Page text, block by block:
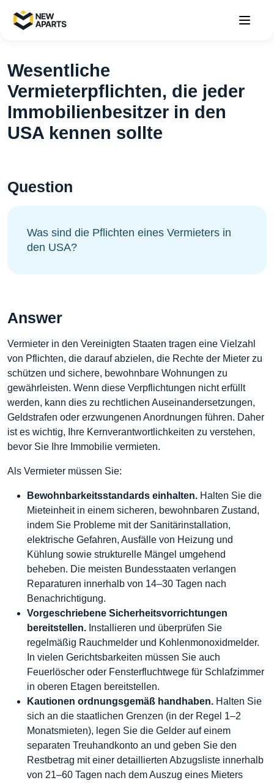
Wesentliche
Vermieterpflichten, die jeder
Immobilienbesitzer in den
USA kennen sollte
Question
Was sind die Pflichten eines Vermieters in
den USA?
Answer
Vermieter in den Vereinigten Staaten tragen eine Vielzahl
von Pflichten, die darauf abzielen, die Rechte der Mieter zu
schützen und sichere, bewohnbare Wohnungen zu
gewährleisten. Wenn diese Verpflichtungen nicht erfüllt
werden, kann dies zu rechtlichen Auseinandersetzungen,
Geldstrafen oder erzwungenen Anordnungen führen. Daher
ist es wichtig, Ihre Kernverantwortlichkeiten zu verstehen,
bevor Sie Ihre Immobilie vermieten.
Als Vermieter müssen Sie:
Bewohnbarkeitsstandards einhalten. Halten Sie die
Mieteinheit in einem sicheren, bewohnbaren Zustand,
indem Sie Probleme mit der Sanitärinstallation,
elektrische Gefahren, Ausfälle von Heizung und
Kühlung sowie strukturelle Mängel umgehend
beheben. Die meisten Bundesstaaten verlangen
Reparaturen innerhalb von 14–30 Tagen nach
Benachrichtigung.
Vorgeschriebene Sicherheitsvorrichtungen
bereitstellen. Installieren und überprüfen Sie
regelmäßig Rauchmelder und Kohlenmonoxidmelder.
In vielen Gerichtsbarkeiten müssen Sie auch
Feuerlöscher oder Fensterfluchtwege für Schlafzimmer
in oberen Etagen bereitstellen.
Kautionen ordnungsgemäß handhaben. Halten Sie
sich an die staatlichen Grenzen (in der Regel 1–2
Monatsmieten), legen Sie die Gelder auf einem
separaten Treuhandkonto an und geben Sie den
Restbetrag mit einer detaillierten Abzugsliste innerhalb
von 21–60 Tagen nach dem Auszug eines Mieters